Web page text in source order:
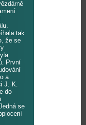
tak
že se
První
a
J. K.
do
se